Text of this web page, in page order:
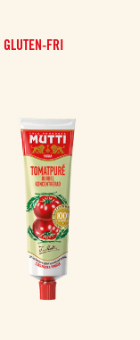
GLUTEN-FRI